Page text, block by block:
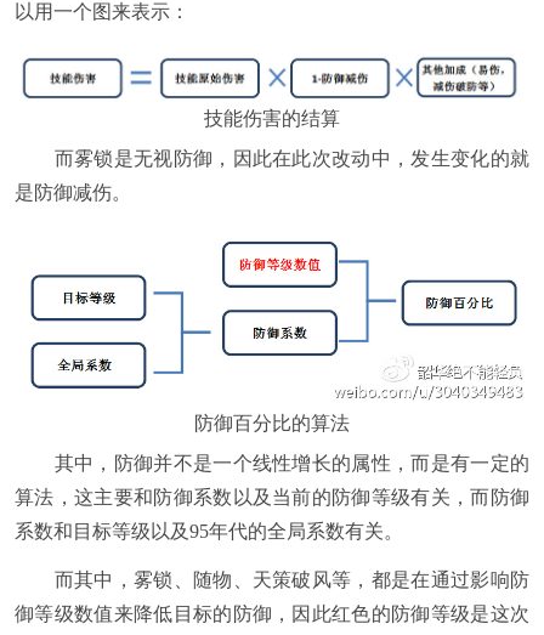
以用一个图来表示：
技能伤害的结算
而雾锁是无视防御，因此在此次改动中，发生变化的就
是防御减伤。
防御百分比的算法
其中，防御并不是一个线性增长的属性，而是有一定的
算法，这主要和防御系数以及当前的防御等级有关，而防御
系数和目标等级以及95年代的全局系数有关。
而其中，雾锁、随物、天策破风等，都是在通过影响防
御等级数值来降低目标的防御，因此红色的防御等级是这次